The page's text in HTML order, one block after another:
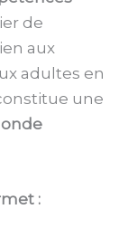
de
aux
adultes en
une
: